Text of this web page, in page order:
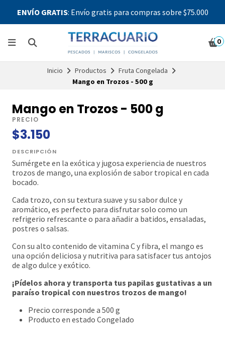
ENVÍO GRATIS: Envío gratis para compras sobre $75.000
0
Inicio Productos
Fruta Congelada
Mango en Trozos - 500 g
Mango en Trozos - 500 g
PRECIO
$3.150
DESCRIPCIÓN
Sumérgete en la exótica y jugosa experiencia de nuestros
trozos de mango, una explosión de sabor tropical en cada
bocado.
Cada trozo, con su textura suave y su sabor dulce y
aromático, es perfecto para disfrutar solo como un
refrigerio refrescante o para añadir a batidos, ensaladas,
postres o salsas.
Con su alto contenido de vitamina C y fibra, el mango es
una opción deliciosa y nutritiva para satisfacer tus antojos
de algo dulce y exótico.
¡Pídelos ahora y transporta tus papilas gustativas a un
paraíso tropical con nuestros trozos de mango!
Precio corresponde a 500 g
Producto en estado Congelado